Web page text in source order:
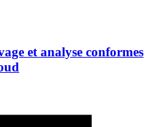
et analyse conformes